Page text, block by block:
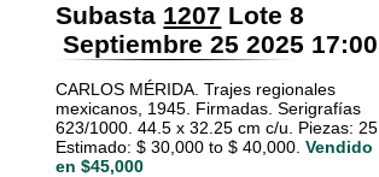
Subasta 1207 Lote 8
Septiembre 25 2025 17:00
CARLOS MÉRIDA. Trajes regionales
mexicanos, 1945. Firmadas. Serigrafías
623/1000. 44.5 x 32.25 cm c/u. Piezas: 25
Estimado: $ 30,000 to $ 40,000. Vendido
en $45,000